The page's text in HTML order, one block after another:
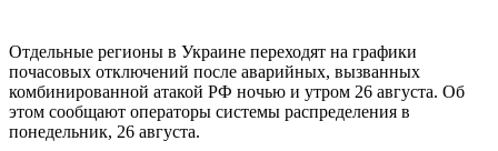
Отдельные регионы в Украине переходят на графики
почасовых отключений после аварийных, вызванных
комбинированной атакой РФ ночью и утром 26 августа. Об
этом сообщают операторы системы распределения в
понедельник, 26 августа.